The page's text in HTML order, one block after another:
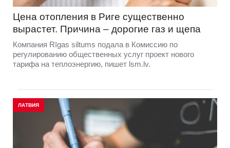
Цена отопления в Риге существенно
вырастет. Причина – дорогие газ и щепа
Компания Rīgas siltums подала в Комиссию по
регулированию общественных услуг проект нового
тарифа на теплоэнергию, пишет lsm.lv.
ЛАТВИЯ